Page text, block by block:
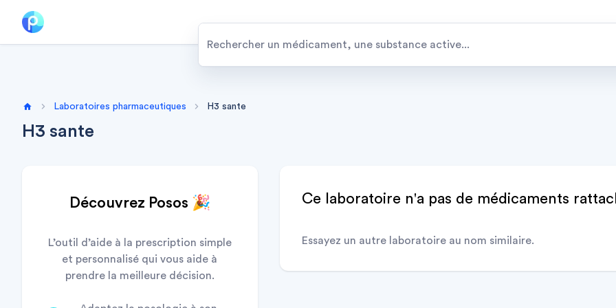
Home
Laboratoires pharmaceutiques H3 sante
H3 sante
Découvrez Posos 🎉
L’outil d’aide à la prescription simple
et personnalisé qui vous aide à
prendre la meilleure décision.
Ce laboratoire n'a pas de médicaments
Essayez un autre laboratoire au nom similaire.